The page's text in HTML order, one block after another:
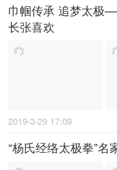
巾帼传承 追梦太极
长张喜欢
2019-3-29 17:09
“杨氏经络太极拳”